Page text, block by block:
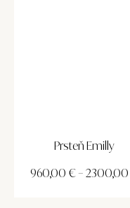
Prsteň Emilly
960,00 € – 2300,00